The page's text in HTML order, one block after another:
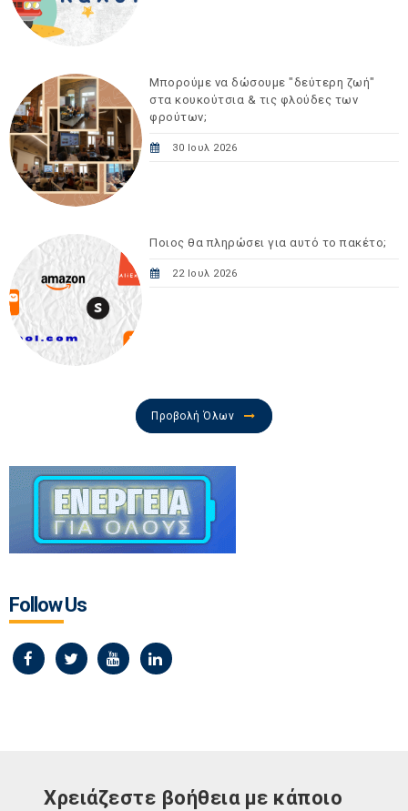
Μπορούμε να δώσουμε "δεύτερη ζωή"
στα κουκούτσια & τις φλούδες των
φρούτων;
30 Ιουλ 2026
Ποιος θα πληρώσει για αυτό το πακέτο;
22 Ιουλ 2026
Προβολή Όλων
Follow Us
Χρειάζεστε βοήθεια με κάποιο